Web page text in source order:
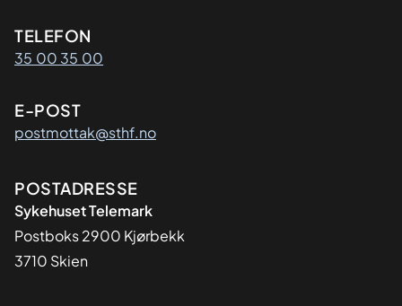
Kontaktinformasjon
TELEFON
35 00 35 00
E-POST
postmottak@sthf.no
Adresse
POSTADRESSE
Sykehuset Telemark
Postboks 2900 Kjørbekk
3710 Skien